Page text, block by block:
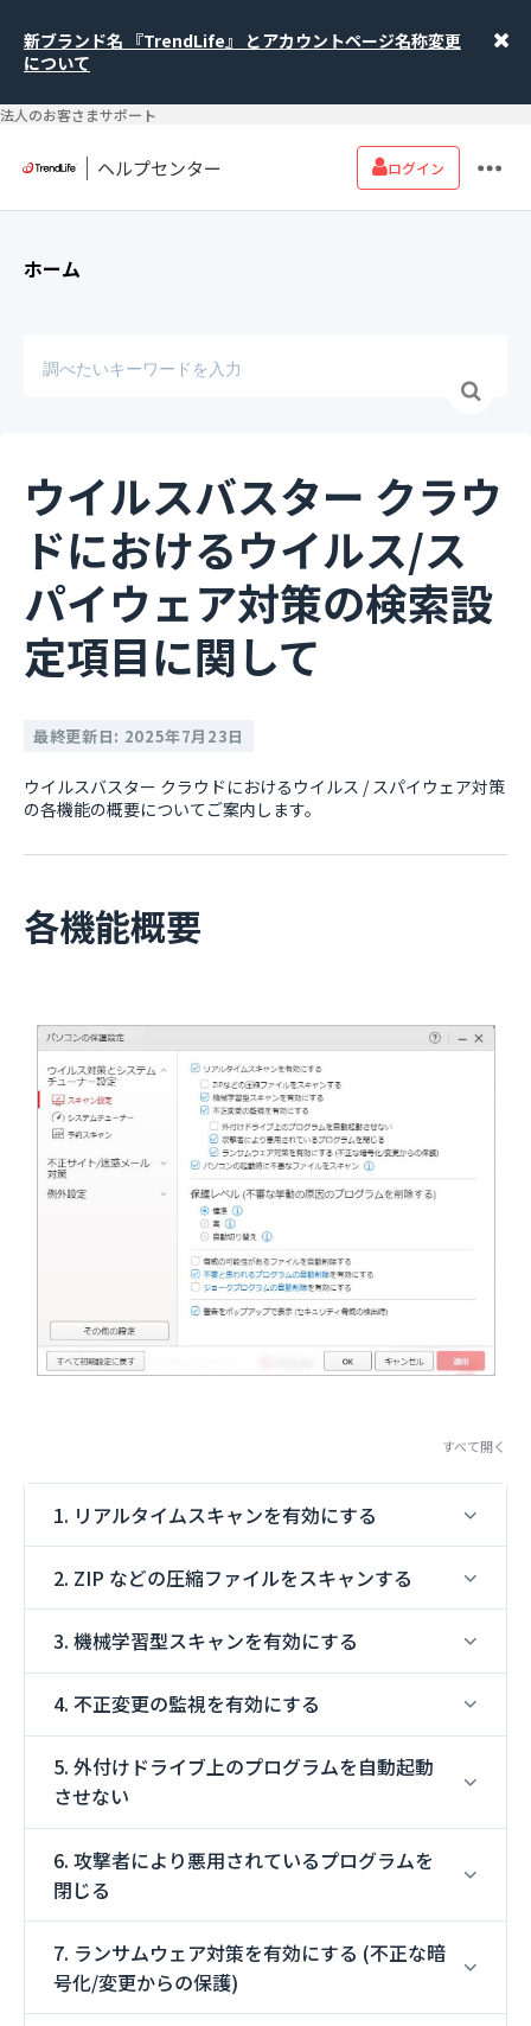
新ブランド名 『TrendLife』 とアカウントページ名称変更
について
法人のお客さまサポート
ヘルプセンター ログイン
ホーム
ウイルスバスター クラウ
ドにおけるウイルス/ス
パイウェア対策の検索設
定項目に関して
最終更新日: 2025年7月23日
ウイルスバスター クラウドにおけるウイルス / スパイウェア対策
の各機能の概要についてご案内します。
各機能概要
すべて開く
1. リアルタイムスキャンを有効にする
2. ZIP などの圧縮ファイルをスキャンする
3. 機械学習型スキャンを有効にする
4. 不正変更の監視を有効にする
5. 外付けドライブ上のプログラムを自動起動
させない
6. 攻撃者により悪用されているプログラムを
閉じる
7. ランサムウェア対策を有効にする (不正な暗
号化/変更からの保護)